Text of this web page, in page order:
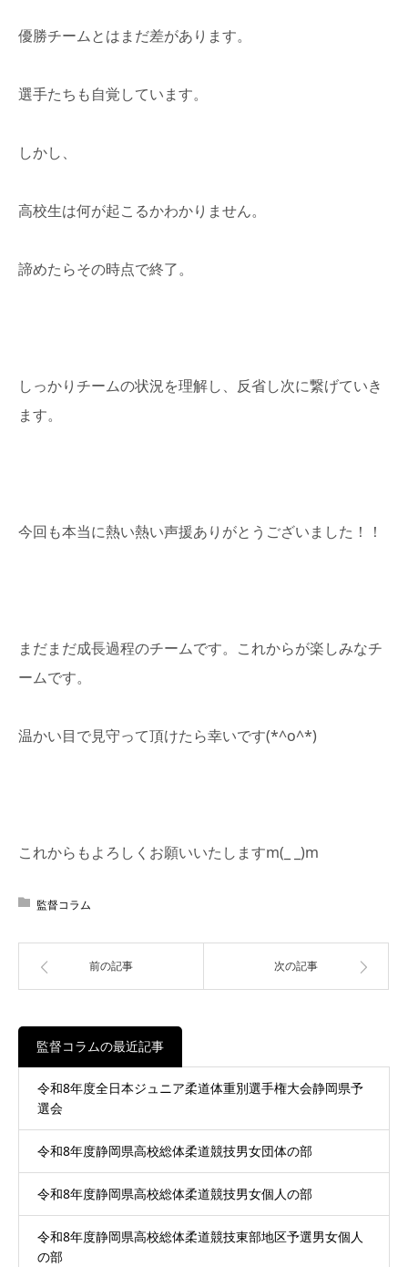
優勝チームとはまだ差があります。
選手たちも自覚しています。
しかし、
高校生は何が起こるかわかりません。
諦めたらその時点で終了。
しっかりチームの状況を理解し、反省し次に繋げていき
ます。
今回も本当に熱い熱い声援ありがとうございました！！
まだまだ成長過程のチームです。これからが楽しみなチ
ームです。
温かい目で見守って頂けたら幸いです(*^o^*)
これからもよろしくお願いいたしますm(_ _)m
監督コラム
前の記事 次の記事
監督コラムの最近記事
令和8年度全日本ジュニア柔道体重別選手権大会静岡県予
選会
令和8年度静岡県高校総体柔道競技男女団体の部
令和8年度静岡県高校総体柔道競技男女個人の部
令和8年度静岡県高校総体柔道競技東部地区予選男女個人
の部